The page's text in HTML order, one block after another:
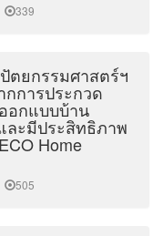
339
ยกรรมศาสตร์ฯ
กการประกวด
อกแบบบ้าน
ละมีประสิทธิภาพ
Home
505